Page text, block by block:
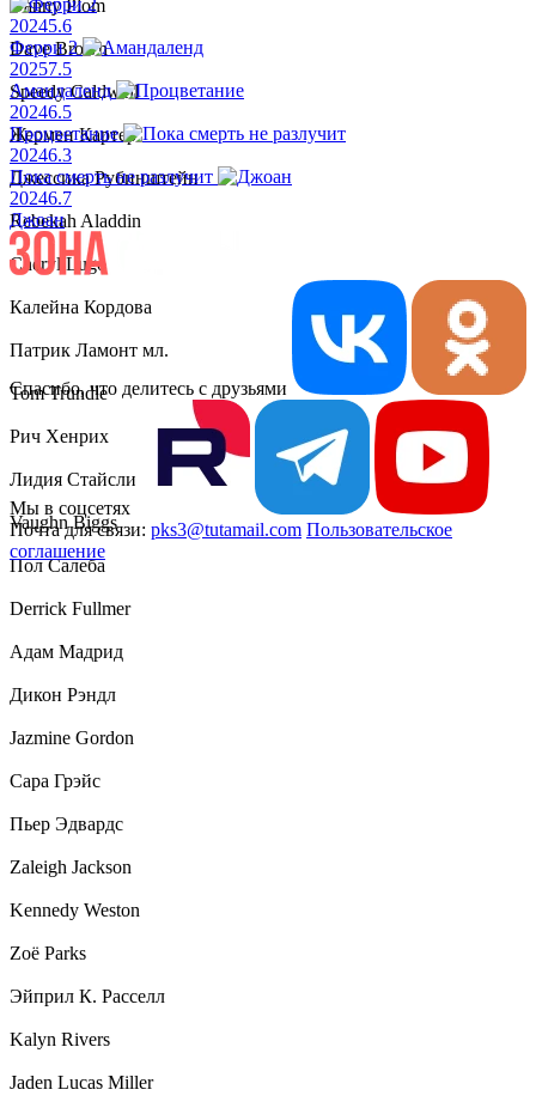
Danny Plom
Dave Brown
Speedy Caldwell
Жермен Картер
Джессика Рубинштейн
Rebekah Aladdin
Cheryl Lugo
Калейна Кордова
Патрик Ламонт мл.
Tom Trundle
Рич Хенрих
Лидия Стайслингер
Vaughn Biggs
Пол Салеба
Derrick Fullmer
Адам Мадрид
Дикон Рэндл
Jazmine Gordon
Сара Грэйс
Пьер Эдвардс
Zaleigh Jackson
Kennedy Weston
Zoë Parks
Эйприл К. Расселл
Kalyn Rivers
Jaden Lucas Miller
20245.6
Ферри 2
20257.5
Амандаленд
20246.5
Процветание
20246.3
Пока смерть не разлучит
20246.7
Джоан
Спасибо, что делитесь с друзьями
Мы в соцсетях
Почта для связи: pks3@tutamail.com Пользовательское
соглашение